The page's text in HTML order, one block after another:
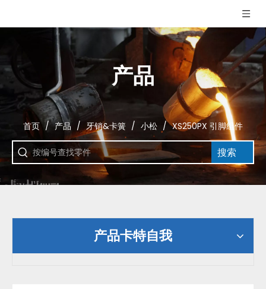
产品
首页 / 产品 / 牙销&卡簧 / 小松 / XS250PX 引脚组件
搜索
产品卡特自我